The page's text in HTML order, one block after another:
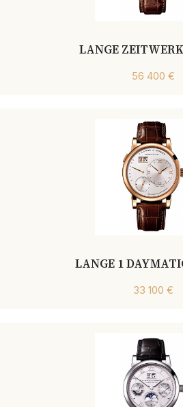
LANGE
56 400 €
LANGE 1
33 100 €